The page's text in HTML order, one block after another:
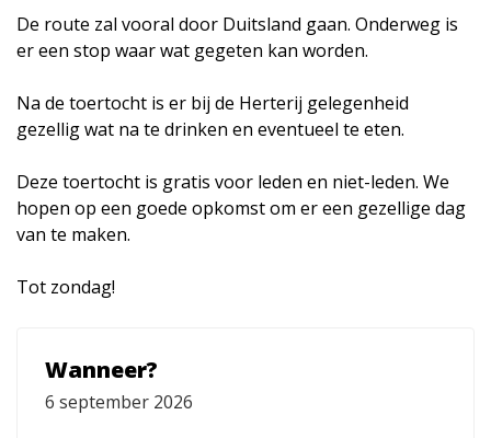
De route zal vooral door Duitsland gaan. Onderweg is
er een stop waar wat gegeten kan worden.
Na de toertocht is er bij de Herterij gelegenheid
gezellig wat na te drinken en eventueel te eten.
Deze toertocht is gratis voor leden en niet-leden. We
hopen op een goede opkomst om er een gezellige dag
van te maken.
Tot zondag!
Wanneer?
6 september 2026